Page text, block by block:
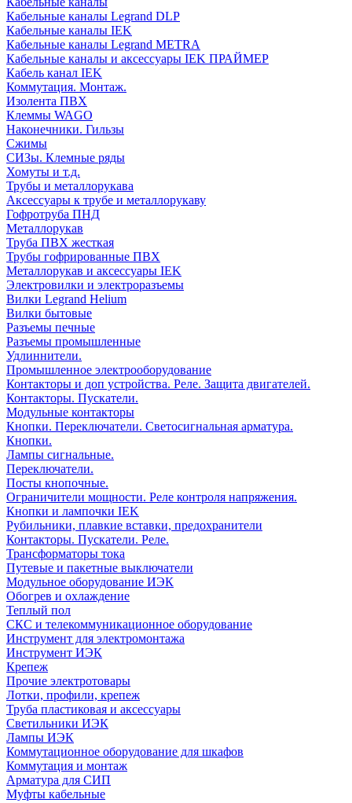
Кабельные каналы Legrand DLP
Кабельные каналы IEK
Кабельные каналы Legrand METRA
Кабельные каналы и аксессуары IEK ПРАЙМЕР
Кабель канал IEK
Коммутация. Монтаж.
Изолента ПВХ
Клеммы WAGO
Наконечники. Гильзы
Сжимы
СИЗы. Клемные ряды
Хомуты и т.д.
Трубы и металлорукава
Аксессуары к трубе и металлорукаву
Гофротруба ПНД
Металлорукав
Труба ПВХ жесткая
Трубы гофрированные ПВХ
Металлорукав и аксессуары IEK
Электровилки и электроразъемы
Вилки Legrand Helium
Вилки бытовые
Разъемы печные
Разъемы промышленные
Удлиннители.
Промышленное электрооборудование
Контакторы и доп устройства. Реле. Защита двигателей.
Контакторы. Пускатели.
Модульные контакторы
Кнопки. Переключатели. Светосигнальная арматура.
Кнопки.
Лампы сигнальные.
Переключатели.
Посты кнопочные.
Ограничители мощности. Реле контроля напряжения.
Кнопки и лампочки IEK
Рубильники, плавкие вставки, предохранители
Контакторы. Пускатели. Реле.
Трансформаторы тока
Путевые и пакетные выключатели
Модульное оборудование ИЭК
Обогрев и охлаждение
Теплый пол
СКС и телекоммуникационное оборудование
Инструмент для электромонтажа
Инструмент ИЭК
Крепеж
Прочие электротовары
Лотки, профили, крепеж
Труба пластиковая и аксессуары
Светильники ИЭК
Лампы ИЭК
Коммутационное оборудование для шкафов
Коммутация и монтаж
Арматура для СИП
Муфты кабельные